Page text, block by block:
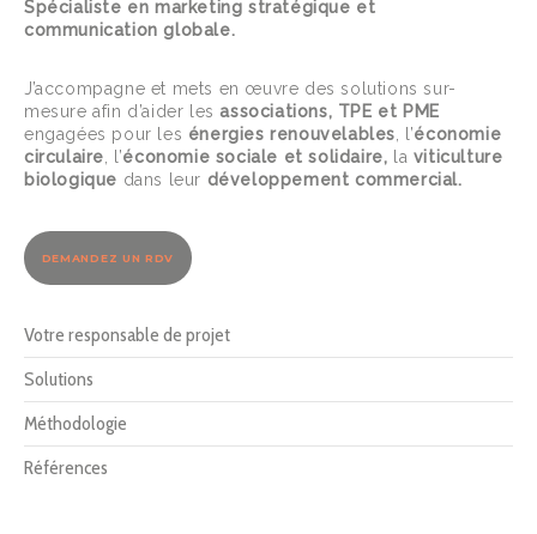
Spécialiste en marketing stratégique et
communication globale.
J’accompagne et mets en œuvre des solutions sur-
mesure afin d’aider lesassociations, TPE et PME
engagées pour les énergies renouvelables , l’économie
circulaire , l’économie sociale et solidaire, la viticulture
biologique dans leur développement commercial.
DEMANDEZ UN RDV
Votre responsable de projet
Solutions
Méthodologie
Références